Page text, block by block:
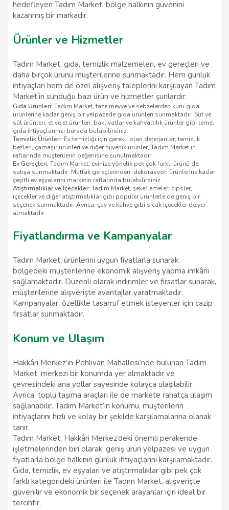
hedefleyen Tadım Market, bölge halkının güvenini
kazanmış bir markadır.
Ürünler ve Hizmetler
Tadım Market, gıda, temizlik malzemeleri, ev gereçleri ve
daha birçok ürünü müşterilerine sunmaktadır. Hem günlük
ihtiyaçları hem de özel alışveriş taleplerini karşılayan Tadım
Market’in sunduğu bazı ürün ve hizmetler şunlardır:
Gıda Ürünleri: Tadım Market, taze meyve ve sebzelerden kuru gıda
ürünlerine kadar geniş bir yelpazede gıda ürünleri sunmaktadır. Süt ve
süt ürünleri, et ve et ürünleri, bakliyatlar ve kahvaltılık ürünler gibi temel
gıda ihtiyaçlarınızı burada bulabilirsiniz.
Temizlik Ürünleri: Ev temizliği için gerekli olan deterjanlar, temizlik
bezleri, çamaşır ürünleri ve diğer hijyenik ürünler, Tadım Market’in
raflarında müşterilerin beğenisine sunulmaktadır.
Ev Gereçleri: Tadım Market, evinize yönelik pek çok farklı ürünü de
satışa sunmaktadır. Mutfak gereçlerinden, dekorasyon ürünlerine kadar
çeşitli ev eşyalarını marketin raflarında bulabilirsiniz.
Atıştırmalıklar ve İçecekler: Tadım Market, şekerlemeler, cipsler,
içecekler ve diğer atıştırmalıklar gibi popüler ürünlerle de geniş bir
seçenek sunmaktadır. Ayrıca, çay ve kahve gibi sıcak içecekler de yer
almaktadır.
Fiyatlandırma ve Kampanyalar
Tadım Market, ürünlerini uygun fiyatlarla sunarak,
bölgedeki müşterilerine ekonomik alışveriş yapma imkânı
sağlamaktadır. Düzenli olarak indirimler ve fırsatlar sunarak,
müşterilerine alışverişte avantajlar yaratmaktadır.
Kampanyalar, özellikle tasarruf etmek isteyenler için cazip
fırsatlar sunmaktadır.
Konum ve Ulaşım
Hakkâri Merkez’in Pehlivan Mahallesi’nde bulunan Tadım
Market, merkezi bir konumda yer almaktadır ve
çevresindeki ana yollar sayesinde kolayca ulaşılabilir.
Ayrıca, toplu taşıma araçları ile de markete rahatça ulaşım
sağlanabilir. Tadım Market’in konumu, müşterilerin
ihtiyaçlarını hızlı ve kolay bir şekilde karşılamalarına olanak
tanır.
Tadım Market, Hakkâri Merkez’deki önemli perakende
işletmelerinden biri olarak, geniş ürün yelpazesi ve uygun
fiyatlarla bölge halkının günlük ihtiyaçlarını karşılamaktadır.
Gıda, temizlik, ev eşyaları ve atıştırmalıklar gibi pek çok
farklı kategorideki ürünleri ile Tadım Market, alışverişte
güvenilir ve ekonomik bir seçenek arayanlar için ideal bir
tercihtir.